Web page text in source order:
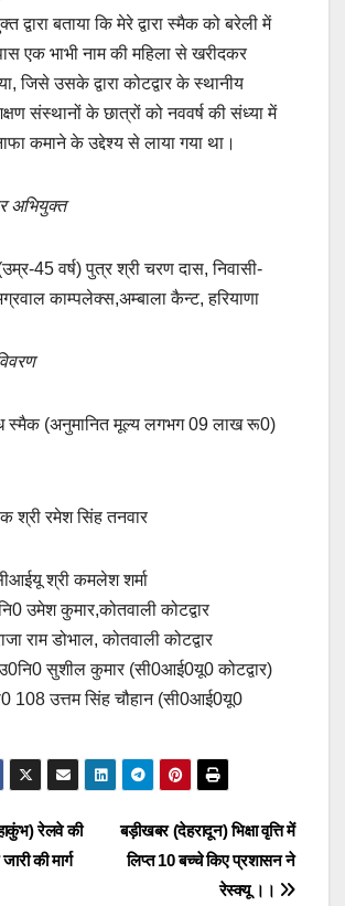
द्वारा बताया कि मेरे द्वारा स्मैक को बरेली में
एक भाभी नाम की महिला से खरीदकर
जिसे उसके द्वारा कोटद्वार के स्थानीय
संस्थानों के छात्रों को नववर्ष की संध्या में
कमाने के उद्देश्य से लाया गया था।
अभियुक्त
45 वर्ष) पुत्र श्री चरण दास, निवासी-
काम्पलेक्स,अम्बाला कैन्ट, हरियाणा
स्मैक (अनुमानित मूल्य लगभग 09 लाख रू0)
श्री रमेश सिंह तनवार
श्री कमलेश शर्मा
उमेश कुमार,कोतवाली कोटद्वार
राम डोभाल, कोतवाली कोटद्वार
सुशील कुमार (सी0आई0यू0 कोटद्वार)
108 उत्तम सिंह चौहान (सी0आई0यू0
बड़ीखबर (देहरादून) भिक्षा वृत्ति में
लिप्त 10 बच्चे किए प्रशासन ने
रेस्क्यू ।।
रेलवे की
की मार्ग